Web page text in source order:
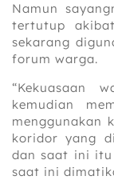
Namun
tertutup
sekarang
forum warga.
“Kekuasaan
kemudian
menggunakan
koridor yang
dan saat ini itu
saat ini